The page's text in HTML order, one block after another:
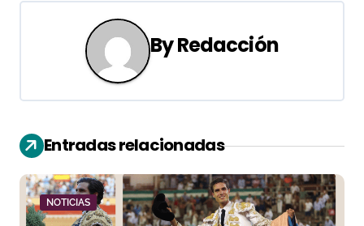
c
i
ó
n
ByRedacción
Entradas relacionadas
NOTICIAS